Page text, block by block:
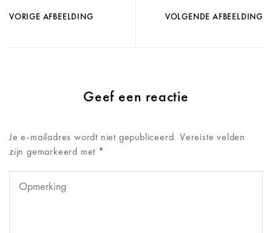
VORIGE AFBEELDING VOLGENDE AFBEELDING
Geef een reactie
Je e-mailadres wordt niet gepubliceerd. Vereiste velden
zijn gemarkeerd met *